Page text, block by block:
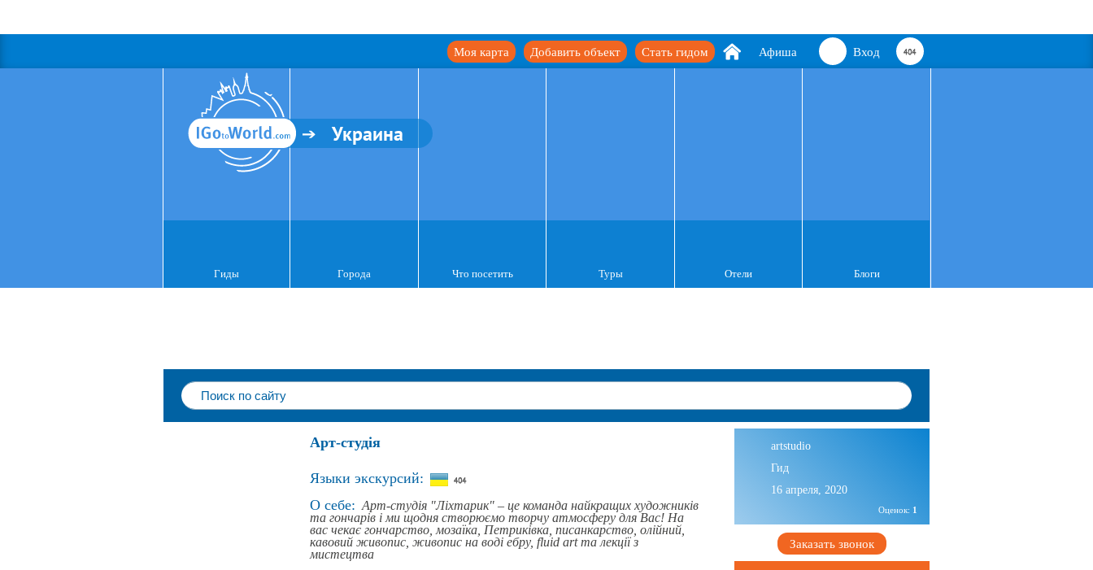
Вход
Афиша
Стать гидом
Добавить объект
Моя карта
Украина
Гиды Города Что посетить Туры Отели Блоги
Арт-студія
Языки экскурсий:
О себе: Арт-студія "Ліхтарик" – це команда найкращих художників
та гончарів і ми щодня створюємо творчу атмосферу для Вас! На
вас чекає гончарство, мозаїка, Петриківка, писанкарство, олійний,
кавовий живопис, живопис на воді ебру, fluid art та лекції з
мистецтва
artstudio
Гид
16 апреля, 2020
Оценок: 1
Заказать звонок